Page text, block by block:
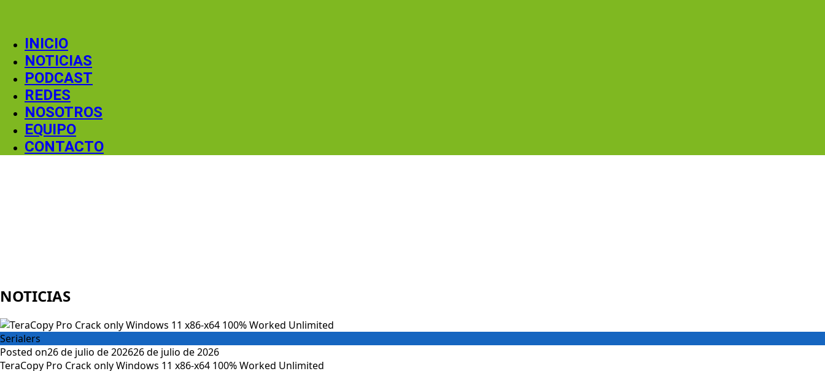
INICIO
NOTICIAS
PODCAST
REDES
NOSOTROS
EQUIPO
CONTACTO
NOTICIAS
Serialers
Posted on26 de julio de 202626 de julio de 2026
TeraCopy Pro Crack only Windows 11 x86-x64 100% Worked Unlimited